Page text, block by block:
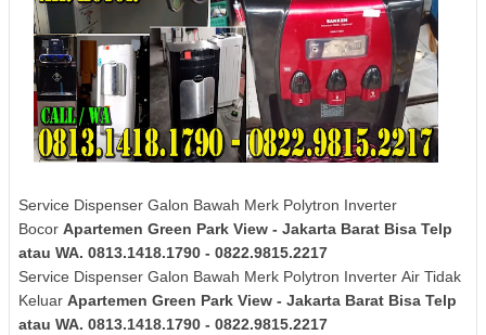
Service Dispenser Galon Bawah Merk Polytron Inverter
Bocor Apartemen Green Park View - Jakarta Barat Bisa Telp
atau WA. 0813.1418.1790 - 0822.9815.2217
Service Dispenser Galon Bawah Merk Polytron Inverter Air Tidak
Keluar Apartemen Green Park View - Jakarta Barat Bisa Telp
atau WA. 0813.1418.1790 - 0822.9815.2217